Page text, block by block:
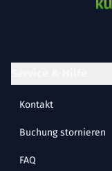
Kontakt
Buchung stornieren
FAQ